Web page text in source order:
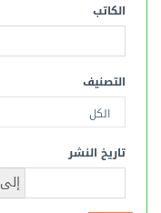
الكاتب
التصنيف
تاريخ النشر
إلى